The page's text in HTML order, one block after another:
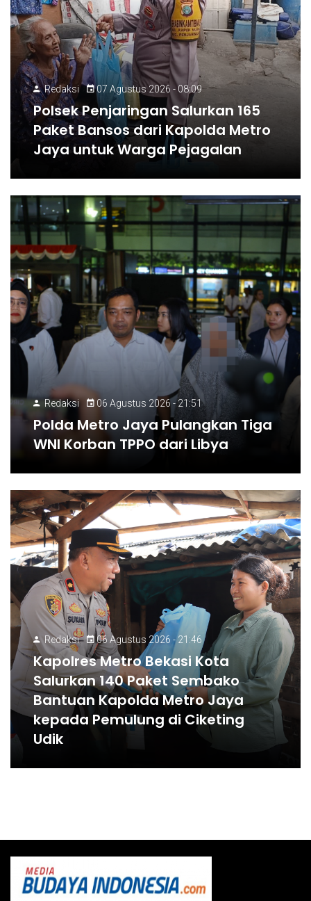
Redaksi 07 Agustus 2026 - 08:09
Polsek Penjaringan Salurkan 165
Paket Bansos dari Kapolda Metro
Jaya untuk Warga Pejagalan
Redaksi 06 Agustus 2026 - 21:51
Polda Metro Jaya Pulangkan Tiga
WNI Korban TPPO dari Libya
Redaksi 06 Agustus 2026 - 21:46
Kapolres Metro Bekasi Kota
Salurkan 140 Paket Sembako
Bantuan Kapolda Metro Jaya
kepada Pemulung di Ciketing
Udik